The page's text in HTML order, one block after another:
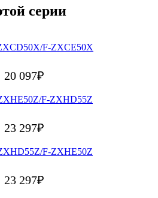
серии
F-ZXCE50X
20 097₽
F-ZXHD55Z
23 297₽
F-ZXHE50Z
23 297₽